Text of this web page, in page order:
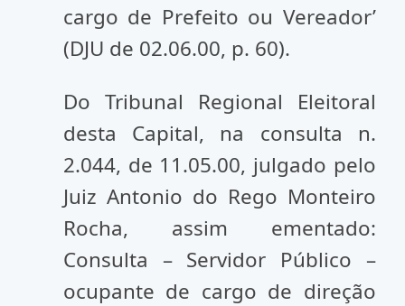
cargo de Prefeito ou Vereador’
(DJU de 02.06.00, p. 60).
Do Tribunal Regional Eleitoral
desta Capital, na consulta n.
2.044, de 11.05.00, julgado pelo
Juiz Antonio do Rego Monteiro
Rocha, assim ementado:
Consulta – Servidor Público –
ocupante de cargo de direção